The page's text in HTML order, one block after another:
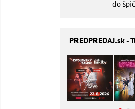
do
PREDPREDAJ.sk -